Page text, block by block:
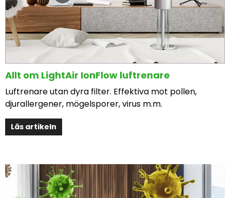
Allt om LightAir IonFlow luftrenare
Luftrenare utan dyra filter. Effektiva mot pollen,
djurallergener, mögelsporer, virus m.m.
Läs artikeln